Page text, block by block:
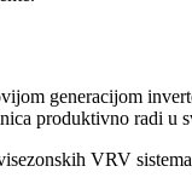
generacijom
produktivno radi u
VRV